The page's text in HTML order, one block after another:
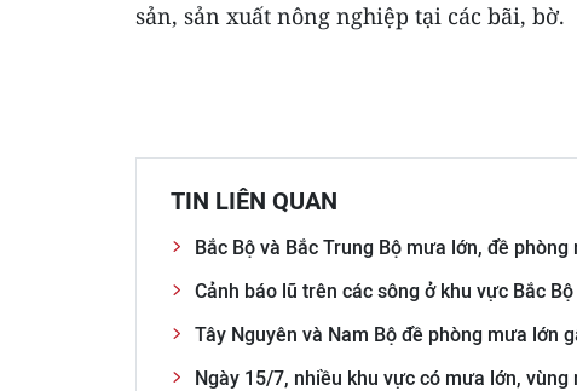
sản, sản xuất nông nghiệp tại các bãi, bờ.
TIN LIÊN QUAN
Bắc Bộ và Bắc Trung Bộ mưa lớn, đề
Cảnh báo lũ trên các sông ở khu vực Bắc
Tây Nguyên và Nam Bộ đề phòng mưa lớn
Ngày 15/7, nhiều khu vực có mưa lớn,